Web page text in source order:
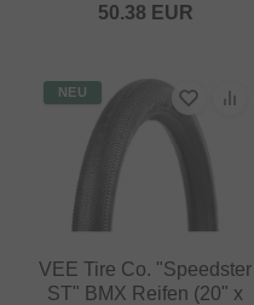
50.38 EUR
NEU
VEE Tire Co. "Speedster
ST" BMX Reifen (20" x